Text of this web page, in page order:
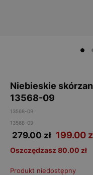
Niebieskie
13568-09
13568-09
13568-09
279.00 zł 199.00
Oszczędzasz 80.00 zł
Produkt niedostępny